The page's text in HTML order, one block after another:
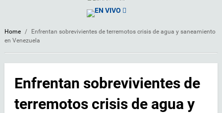
EN VIVO
Home /
Enfrentan sobrevivientes de terremotos crisis de agua y saneamiento
en Venezuela
Enfrentan sobrevivientes de
terremotos crisis de agua y